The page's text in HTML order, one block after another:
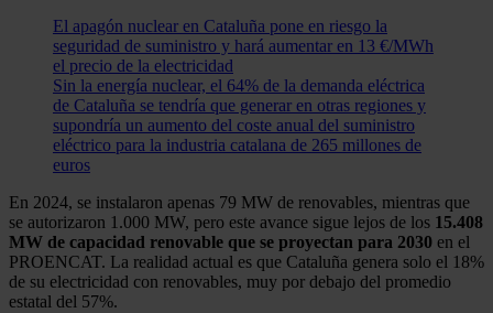
El apagón nuclear en Cataluña pone en riesgo la
seguridad de suministro y hará aumentar en 13 €/MWh
el precio de la electricidad
Sin la energía nuclear, el 64% de la demanda eléctrica
de Cataluña se tendría que generar en otras regiones y
supondría un aumento del coste anual del suministro
eléctrico para la industria catalana de 265 millones de
euros
En 2024, se instalaron apenas 79 MW de renovables, mientras que
se autorizaron 1.000 MW, pero este avance sigue lejos de los 15.408
MW de capacidad renovable que se proyectan para 2030 en el
PROENCAT. La realidad actual es que Cataluña genera solo el 18%
de su electricidad con renovables, muy por debajo del promedio
estatal del 57%.